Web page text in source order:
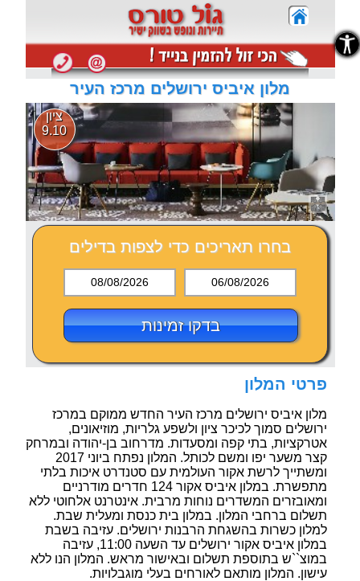
מלון איביס ירושלים מרכז העיר
ציון
9.10
בחרו תאריכים כדי לצפות בדילים
08/08/2026 06/08/2026
בדקו זמינות
פרטי המלון
מלון איביס ירושלים מרכז העיר החדש ממוקם במרכז
ירושלים סמוך לכיכר ציון ולשפע גלריות, מוזיאונים,
אטרקציות, בתי קפה ומסעדות. מדרחוב בן-יהודה ובמרחק
קצר משער יפו ומשם לכותל. המלון נפתח ביוני 2017
ומשתייך לרשת אקור העולמית עם סטנדרט איכות בלתי
מתפשרת. במלון איביס אקור 124 חדרים מודרניים
ומאובזרים המשדרים נוחות מרבית. אינטרנט אלחוטי ללא
תשלום ברחבי המלון. במלון בית כנסת ומעלית שבת.
למלון כשרות בהשגחת הרבנות ירושלים. עזיבה בשבת
במלון איביס אקור ירושלים עד השעה 11:00, עזיבה
במוצ``ש בתוספת תשלום ובאישור מראש. המלון הנו ללא
עישון. המלון מותאם לאורחים בעלי מוגבלויות.
נגישות
נגישות